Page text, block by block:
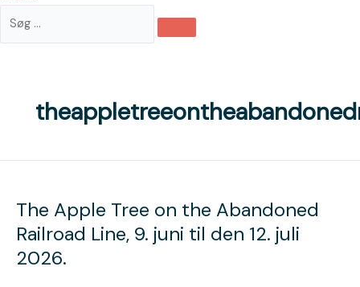
The Apple Tree on the Abandoned
Railroad Line, 9. juni til den 12. juli
2026.
Tree
on
Abandoned